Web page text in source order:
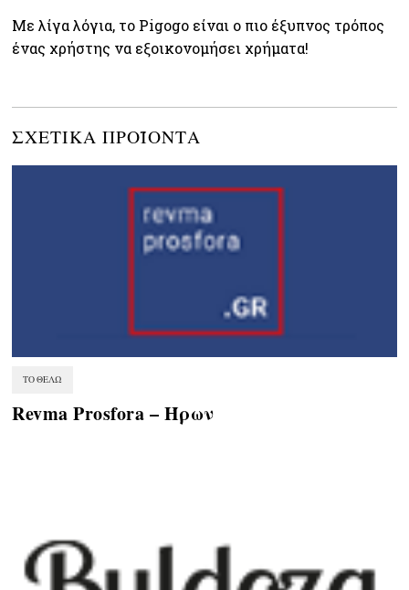
Με λίγα λόγια, το Pigogo είναι ο πιο έξυπνος τρόπος
ένας χρήστης να εξοικονομήσει χρήματα!
ΣΧΕΤΙΚΆ ΠΡΟΪΌΝΤΑ
ΤΟ ΘΈΛΩ
Revma Prosfora – Ήρων